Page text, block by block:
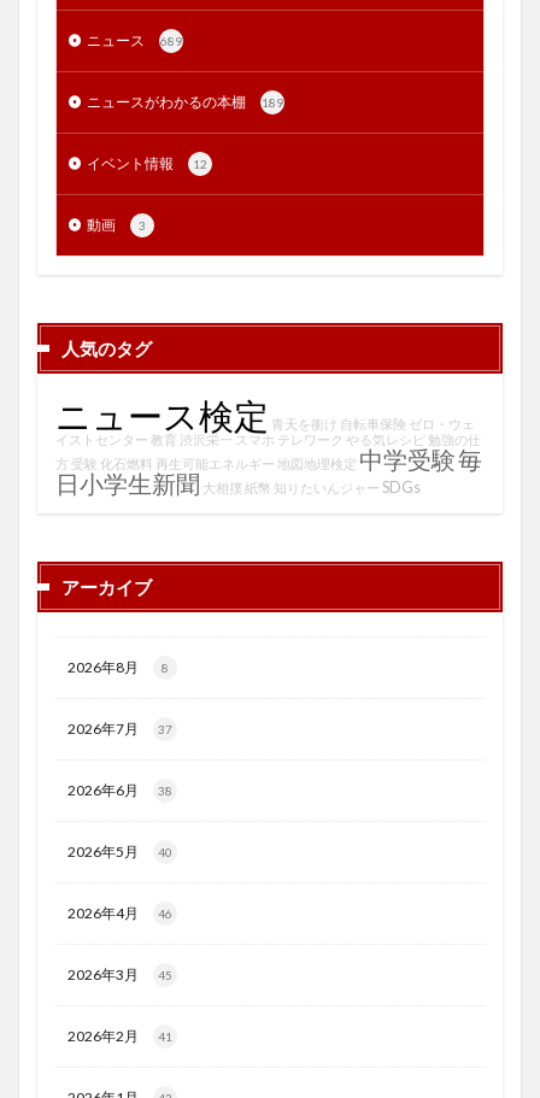
ニュース 689
ニュースがわかるの本棚 189
イベント情報 12
動画 3
人気のタグ
ニュース検定 青天を衝け 自転車保険 ゼロ・ウェ
イストセンター 教育 渋沢栄一 スマホ テレワーク やる気レシピ 勉強の仕
方 受験 化石燃料 再生可能エネルギー 地図地理検定 中学受験毎
日小学生新聞 大相撲 紙幣 知りたいんジャー SDGs
アーカイブ
2026年8月 8
2026年7月 37
2026年6月 38
2026年5月 40
2026年4月 46
2026年3月 45
2026年2月 41